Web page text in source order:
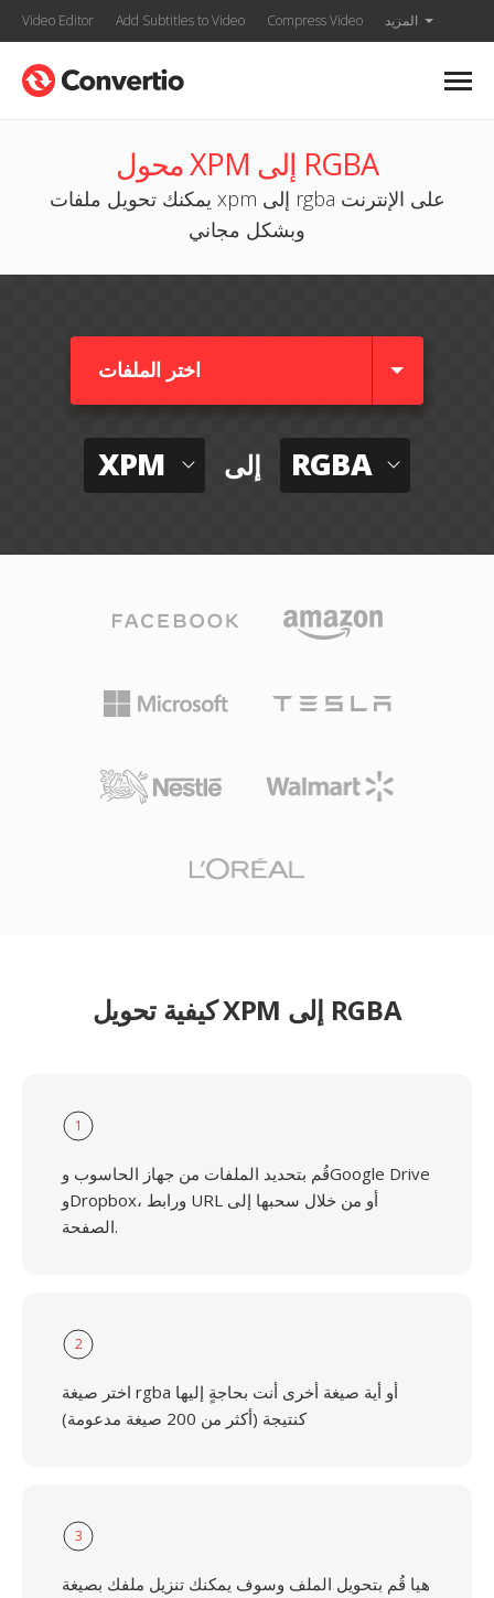
Video Editor Add Subtitles to Video Compress Video المزيد
محول XPM إلى RGBA
يمكنك تحويل ملفات xpm إلى rgba على الإنترنت
وبشكل مجاني
اختر الملفات
XPM إلى RGBA
كيفية تحويل XPM إلى RGBA
1
قُم بتحديد الملفات من جهاز الحاسوب وGoogle Drive
وDropbox، ورابط URL أو من خلال سحبها إلى
الصفحة.
2
اختر صيغة rgba أو أية صيغة أخرى أنت بحاجةٍ إليها
كنتيجة (أكثر من 200 صيغة مدعومة)
3
هيا قُم بتحويل الملف وسوف يمكنك تنزيل ملفك بصيغة